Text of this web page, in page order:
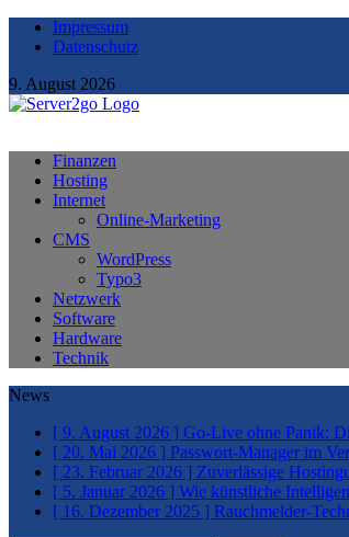
Impressum
Datenschutz
9. August 2026
Finanzen
Hosting
Internet
Online-Marketing
CMS
WordPress
Typo3
Netzwerk
Software
Hardware
Technik
News
[ 9. August 2026 ] Go-Live ohne Panik:
[ 20. Mai 2026 ] Passwort-Manager im
[ 23. Februar 2026 ] Zuverlässige
[ 5. Januar 2026 ] Wie künstliche
[ 16. Dezember 2025 ] Rauchmelder-